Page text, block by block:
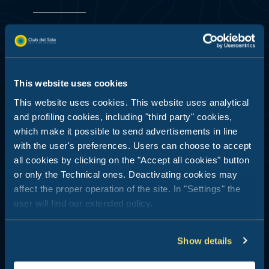
This website uses cookies
This website uses cookies. This website uses analytical
and profiling cookies, including "third party" cookies,
which make it possible to send advertisements in line
with the user's preferences. Users can choose to accept
all cookies by clicking on the "Accept all cookies" button
or only the Technical ones. Deactivating cookies may
affect the proper operation of the site. In "Settings" the
user will find our extended policy.
Show details
Meld je aan voor de
Newsletter
Ontvang ideeën, suggesties en aanbiedingen
voor je volgende rei
Omdat het altijd een
goed moment is om aan vakantie te denken.
Door de gegevens te verzenden verklaar ik dat
ik hetprivacybeleidheb gelezen